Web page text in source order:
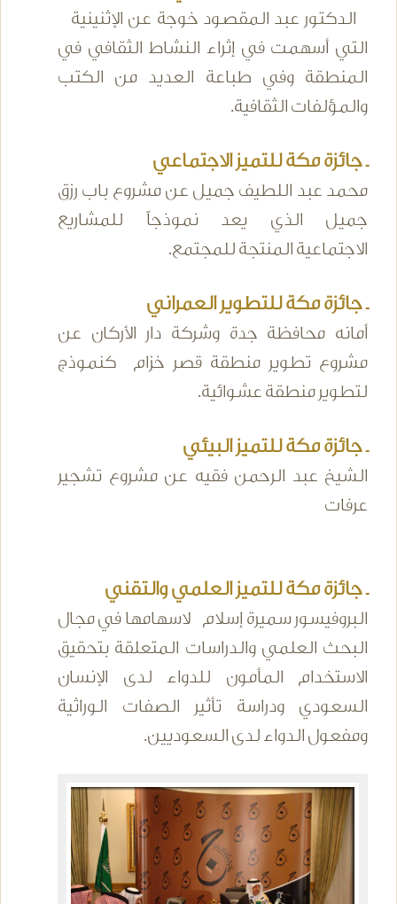
الدكتور عبد المقصود خوجة عن الإثنينية
التي أسهمت في إثراء النشاط الثقافي في
المنطقة وفي طباعة العديد من الكتب
والمؤلفات الثقافية.
ـ جائزة مكة للتميز الاجتماعي
محمد عبد اللطيف جميل عن مشروع باب رزق
جميل الذي يعد نموذجاً للمشاريع
الاجتماعية المنتجة للمجتمع.
ـ جائزة مكة للتطوير العمراني
أمانه محافظة جدة وشركة دار الأركان عن
مشروع تطوير منطقة قصر خزام كنموذج
لتطوير منطقة عشوائية.
ـ جائزة مكة للتميز البيئي
الشيخ عبد الرحمن فقيه عن مشروع تشجير
عرفات
ـ جائزة مكة للتميز العلمي والتقني
البروفيسور سميرة إسلام لاسهامها في مجال
البحث العلمي والدراسات المتعلقة بتحقيق
الاستخدام المأمون للدواء لدى الإنسان
السعودي ودراسة تأثير الصفات الوراثية
ومفعول الدواء لدى السعوديين.